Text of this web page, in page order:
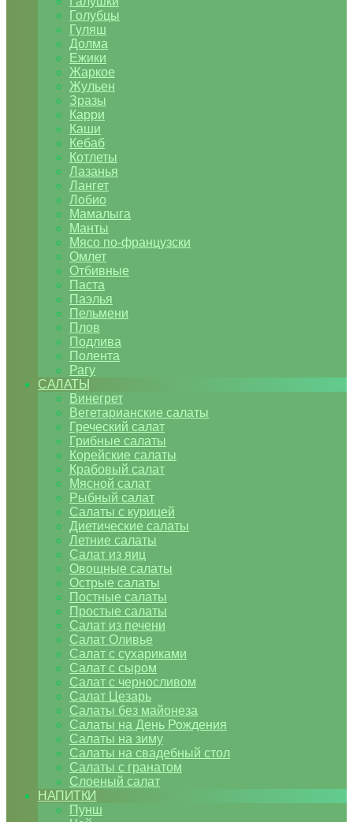
Голубцы
Гуляш
Долма
Ежики
Жаркое
Жульен
Зразы
Карри
Каши
Кебаб
Котлеты
Лазанья
Лангет
Лобио
Мамалыга
Манты
Мясо по-французски
Омлет
Отбивные
Паста
Паэлья
Пельмени
Плов
Подлива
Полента
Рагу
САЛАТЫ
Винегрет
Вегетарианские салаты
Греческий салат
Грибные салаты
Корейские салаты
Крабовый салат
Мясной салат
Рыбный салат
Салаты с курицей
Диетические салаты
Летние салаты
Салат из яиц
Овощные салаты
Острые салаты
Постные салаты
Простые салаты
Салат из печени
Салат Оливье
Салат с сухариками
Салат с сыром
Салат с черносливом
Салат Цезарь
Салаты без майонеза
Салаты на День Рождения
Салаты на зиму
Салаты на свадебный стол
Салаты с гранатом
Слоеный салат
НАПИТКИ
Пунш